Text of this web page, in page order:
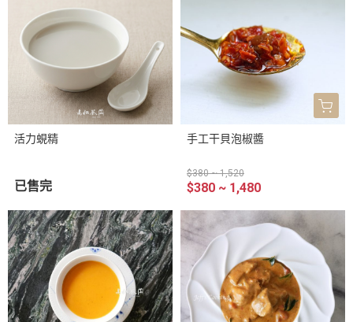
活力蜆精
已售完
手工干貝泡椒醬
$380 ~ 1,520
$380 ~ 1,480